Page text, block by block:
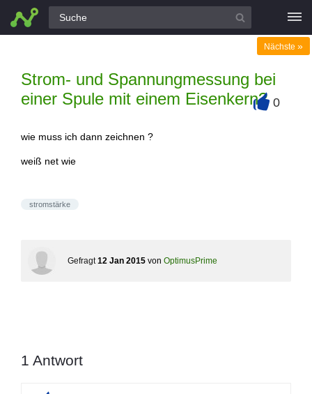
Alle Fragen
Strom- und Spannungmessung bei
einer Spule mit einem Eisenkern?
Nächste »
0
wie muss ich dann zeichnen ?
weiß net wie
stromstärke
Gefragt 12 Jan 2015 von OptimusPrime
1 Antwort